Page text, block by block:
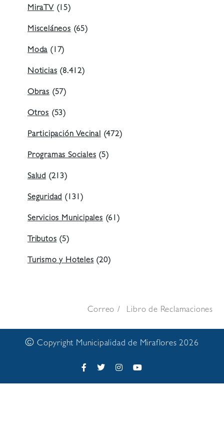
MiraTV (15)
Misceláneos (65)
Moda (17)
Noticias (8.412)
Obras (57)
Otros (53)
Participación Vecinal (472)
Programas Sociales (5)
Salud (213)
Seguridad (131)
Servicios Municipales (61)
Tributos (5)
Turismo y Hoteles (20)
Correo Libro de Reclamaciones
© Copyright Municipalidad de Miraflores 2026